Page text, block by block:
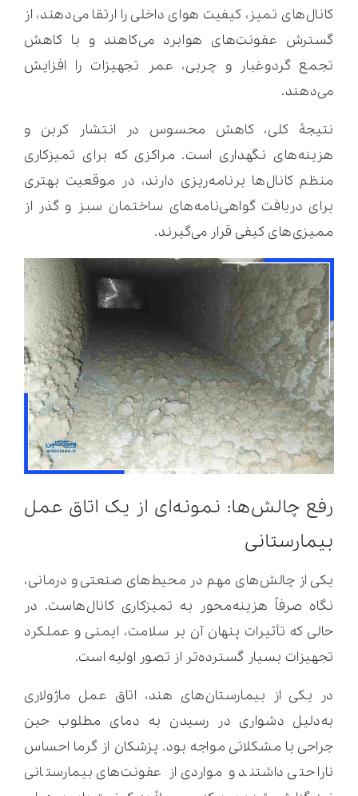
کانال‌های تمیز، کیفیت هوای داخلی را ارتقا می‌دهند، از
گسترش عفونت‌های هوابرد می‌کاهند و با کاهش
تجمع گردوغبار و چربی، عمر تجهیزات را افزایش
می‌دهند.
نتیجۀ کلی، کاهش محسوس در انتشار کربن و
هزینه‌های نگهداری است. مراکزی که برای تمیزکاری
منظم کانال‌ها برنامه‌ریزی دارند، در موقعیت بهتری
برای دریافت گواهی‌نامه‌های ساختمان سبز و گذر از
ممیزی‌های کیفی قرار می‌گیرند.
رفع چالش‌ها: نمونه‌ای از یک اتاق عمل
بیمارستانی
یکی از چالش‌های مهم در محیط‌های صنعتی و درمانی،
نگاه صرفاً هزینه‌محور به تمیزکاری کانال‌هاست. در
حالی‌ که تأثیرات پنهان آن بر سلامت، ایمنی و عملکرد
تجهیزات بسیار گسترده‌تر از تصور اولیه است.
در یکی از بیمارستان‌های هند، اتاق عمل ماژولاری
به‌دلیل دشواری در رسیدن به دمای مطلوب حین
جراحی با مشکلاتی مواجه بود. پزشکان از گرما احساس
ناراحتی داشتند و مواردی از عفونت‌های بیمارستانی